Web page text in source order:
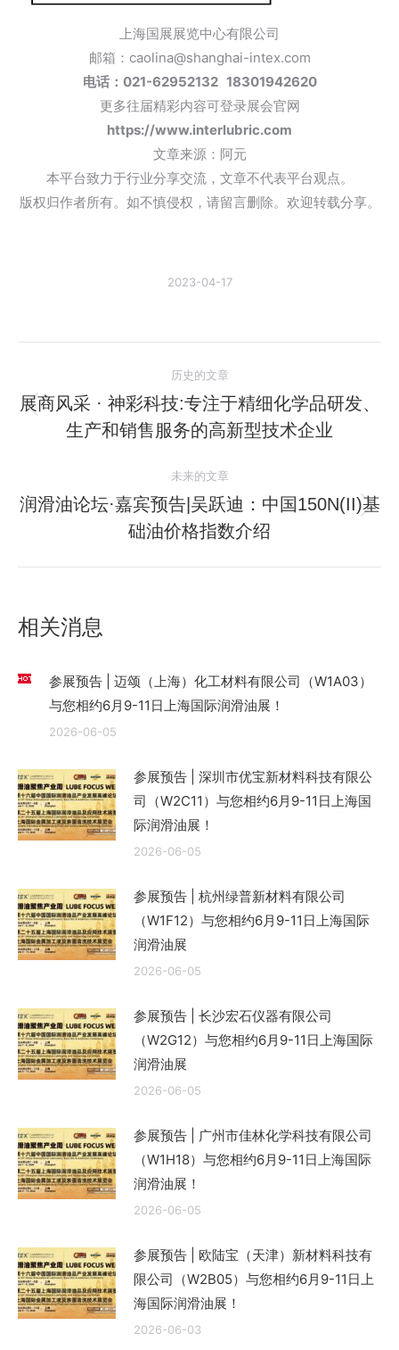
上海国展展览中心有限公司
邮箱：caolina@shanghai-intex.com
电话：021-62952132 18301942620
更多往届精彩内容可登录展会官网
https://www.interlubric.com
文章来源：阿元
本平台致力于行业分享交流，文章不代表平台观点。
版权归作者所有。如不慎侵权，请留言删除。欢迎转载分享。
2023-04-17
章
历史的文章
历
史
章：
展商风采 · 神彩科技:专注于精细化学品研发、
生产和销售服务的高新型技术企业
未来的文章
未
来
的
润滑油论坛·嘉宾预告|吴跃迪：中国150N(II)基
础油价格指数介绍
相关消息
参展预告 | 迈颂（上海）化工材料有限公司（W1A03）
与您相约6月9-11日上海国际润滑油展！
2026-06-05
参展预告 | 深圳市优宝新材料科技有限公
司（W2C11）与您相约6月9-11日上海国
际润滑油展！
2026-06-05
参展预告 | 杭州绿普新材料有限公司
（W1F12）与您相约6月9-11日上海国际
润滑油展
2026-06-05
参展预告 | 长沙宏石仪器有限公司
（W2G12）与您相约6月9-11日上海国际
润滑油展
2026-06-05
参展预告 | 广州市佳林化学科技有限公司
（W1H18）与您相约6月9-11日上海国际
润滑油展！
2026-06-05
参展预告 | 欧陆宝（天津）新材料科技有
限公司（W2B05）与您相约6月9-11日上
海国际润滑油展！
2026-06-03